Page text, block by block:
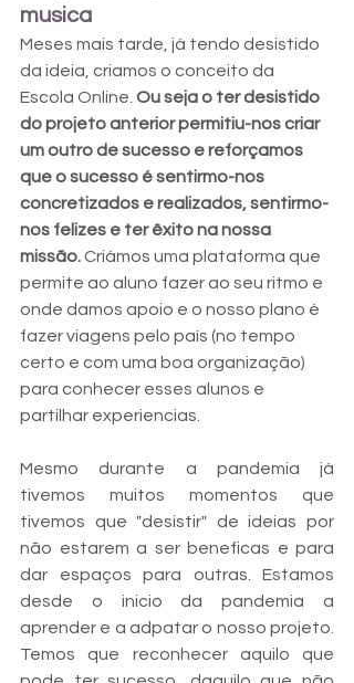
musica
Meses mais tarde, já tendo desistido
da ideia, criamos o conceito da
Escola Online. Ou seja o ter desistido
do projeto anterior permitiu-nos criar
um outro de sucesso e reforçamos
que o sucesso é sentirmo-nos
concretizados e realizados, sentirmo-
nos felizes e ter êxito na nossa
missão. Criámos uma plataforma que
permite ao aluno fazer ao seu ritmo e
onde damos apoio e o nosso plano é
fazer viagens pelo país (no tempo
certo e com uma boa organização)
para conhecer esses alunos e
partilhar experiencias.
Mesmo durante a pandemia já
tivemos muitos momentos que
tivemos que "desistir" de ideias por
não estarem a ser beneficas e para
dar espaços para outras. Estamos
desde o inicio da pandemia a
aprender e a adpatar o nosso projeto.
Temos que reconhecer aquilo que